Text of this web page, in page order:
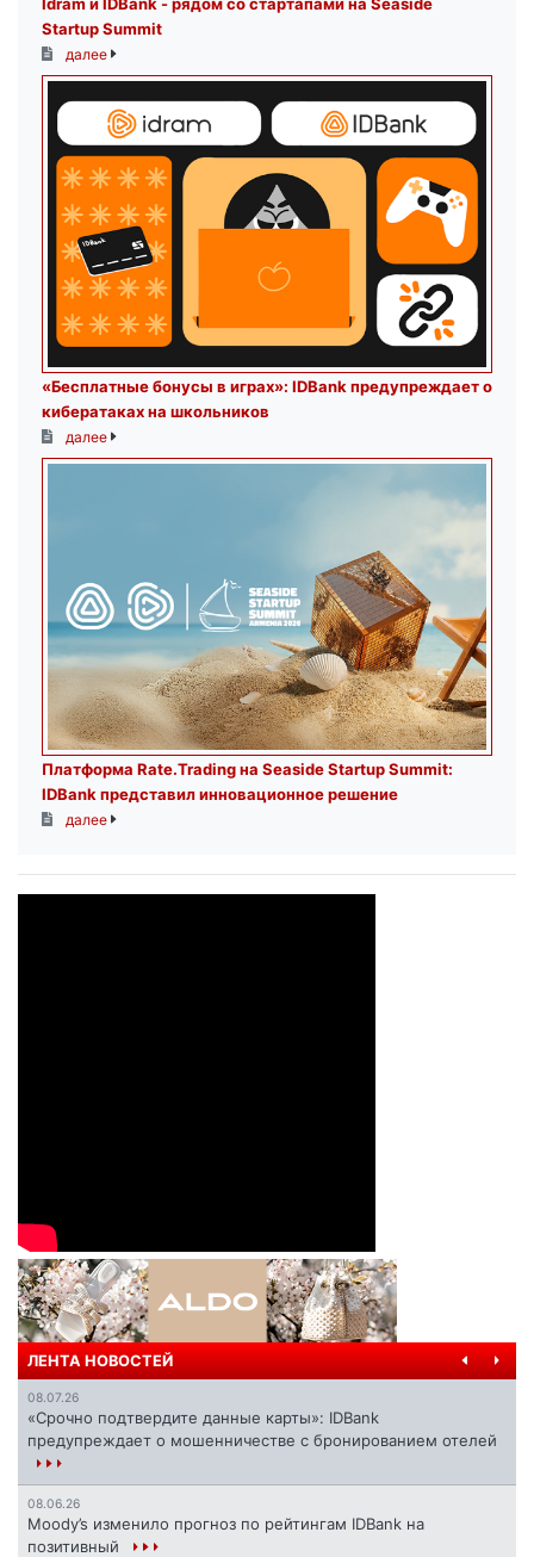
Startup Summit
далее
«Бесплатные бонусы в играх»: IDBank предупреждает о
кибератаках на школьников
далее
Платформа Rate.Trading на Seaside Startup Summit:
IDBank представил инновационное решение
далее
ЛЕНТА НОВОСТЕЙ
08.07.26
«Срочно подтвердите данные карты»: IDBank
предупреждает о мошенничестве с бронированием отелей
08.06.26
Moody’s изменило прогноз по рейтингам IDBank на
позитивный